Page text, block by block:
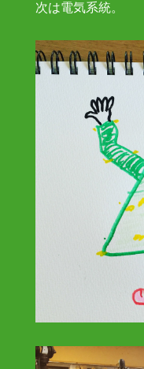
次は電気系統。